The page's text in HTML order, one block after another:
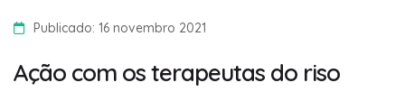
Publicado: 16 novembro 2021
Ação com os terapeutas do riso